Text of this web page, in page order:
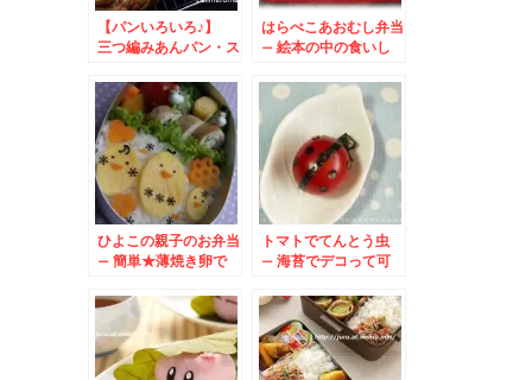
【パンいろいろ♪】
三つ編みあんパン・ス
はらぺこあおむし弁当
– 絵本の中の食いし
ひよこの親子のお弁当
– 簡単★薄焼き卵で
トマトでてんとう虫
– 海苔でデコって可